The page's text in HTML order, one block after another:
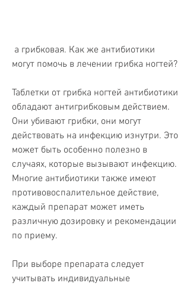
могут помочь в лечении грибка ногтей?
Таблетки от грибка ногтей антибиотики
обладают антигрибковым действием.
Они убивают грибки, они могут
действовать на инфекцию изнутри. Это
может быть особенно полезно в
случаях, которые вызывают инфекцию.
Многие антибиотики также имеют
противовоспалительное действие,
каждый препарат может иметь
различную дозировку и рекомендации
по приему.
При выборе препарата следует
учитывать индивидуальные